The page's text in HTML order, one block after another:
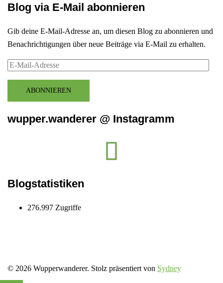
Blog via E-Mail abonnieren
Gib deine E-Mail-Adresse an, um diesen Blog zu abonnieren und
Benachrichtigungen über neue Beiträge via E-Mail zu erhalten.
E-
AdresseABONNIEREN
wupper.wanderer @ Instagramm
Blogstatistiken
276.997 Zugriffe
© 2026 Wupperwanderer. Stolz präsentiert von Sydney